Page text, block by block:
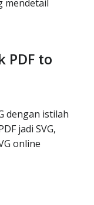
mendetail
PDF to
dengan istilah
jadi SVG,
online